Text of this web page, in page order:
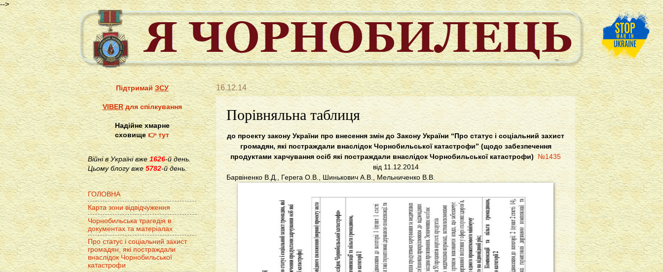
-->
16.12.14
Порівняльна таблиця
до проекту закону України про внесення змін до Закону України “Про статус і соціальний захист
громадян, які постраждали внаслідок Чорнобильської катастрофи” (щодо забезпечення
продуктами харчування осіб які постраждали внаслідок Чорнобильської катастрофи)
№1435
від 11.12.2014
Барвіненко В.Д., Герега О.В., Шинькович А.В., Мельниченко В.В.
ПідтримайЗСУ
VIBERдля спілкування
Надійне хмарне
сховище👉 тут
Війні в Україні вже1626-й день.
Цьому блогу вже 5782-й день.
ГОЛОВНА
Карта зони відвідчуження
Чорнобильська трагедія в
документах та матеріалах
Про статус і соціальний захист
громадян, які постраждали
внаслідок Чорнобильської
катастрофи